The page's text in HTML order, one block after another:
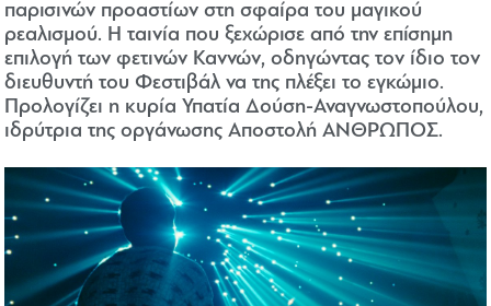
παρισινών προαστίων στη σφαίρα του μαγικού
ρεαλισμού. Η ταινία που ξεχώρισε από την επίσημη
επιλογή των φετινών Καννών, οδηγώντας τον ίδιο τον
διευθυντή του Φεστιβάλ να της πλέξει το εγκώμιο.
Προλογίζει η κυρία Υπατία Δούση-Αναγνωστοπούλου,
ιδρύτρια της οργάνωσης Αποστολή ΑΝΘΡΩΠΟΣ.